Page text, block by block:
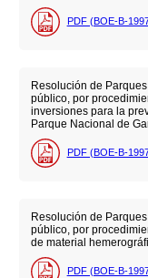
PDF (BOE-B-
Resolución de
público, por
inversiones para la
Parque Nacional de
PDF (BOE-B-
Resolución de
público, por
de material
PDF (BOE-B-